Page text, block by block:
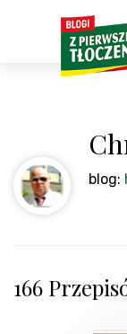
blog:
166